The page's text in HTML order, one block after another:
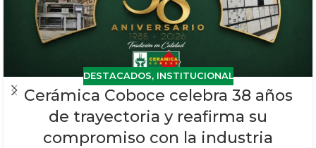
DESTACADOS, INSTITUCIONAL
Cerámica Coboce celebra 38 años
de trayectoria y reafirma su
compromiso con la industria